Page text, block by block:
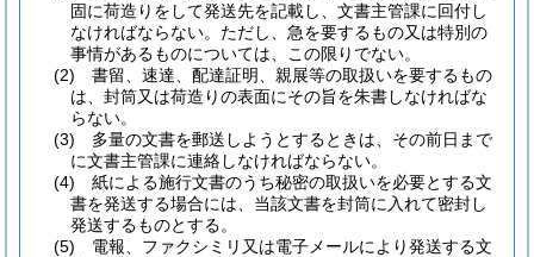
固に荷造りをして発送先を記載し、文書主管課に回付し
なければならない。 ただし、急を要するもの又は特別の
事情があるものについては、この限りでない。
(2)
書留、速達、配達証明、親展等の取扱いを要するもの
は、封筒又は荷造りの表面にその旨を朱書しなければな
らない。
(3)
多量の文書を郵送しようとするときは、その前日まで
に文書主管課に連絡しなければならない。
(4)
紙による施行文書のうち秘密の取扱いを必要とする文
書を発送する場合には、当該文書を封筒に入れて密封し
発送するものとする。
(5)
電報、ファクシミリ又は電子メールにより発送する文